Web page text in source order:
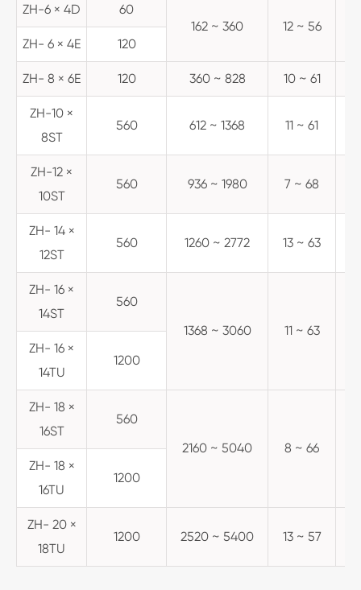
ZH-6 × 4D
60
162 ~ 360
12 ~ 56
ZH- 6 × 4E
120
ZH- 8 × 6E 120 360 ~ 828 10 ~ 61
ZH-10 ×
8ST
560 612 ~ 1368 11 ~ 61
ZH-12 ×
10ST
560 936 ~ 1980 7 ~ 68
ZH- 14 ×
12ST
560 1260 ~ 2772 13 ~ 63
ZH- 16 ×
14ST
560
1368 ~ 3060
11 ~ 63
ZH- 16 ×
14TU
1200
ZH- 18 ×
16ST
560
2160 ~ 5040
8 ~ 66
ZH- 18 ×
16TU
1200
ZH- 20 ×
18TU
1200 2520 ~ 5400 13 ~ 57